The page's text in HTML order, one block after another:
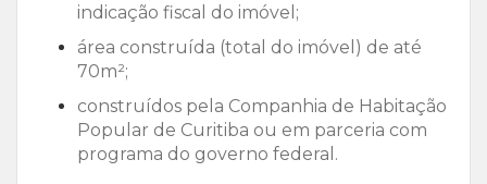
indicação fiscal do imóvel;
área construída (total do imóvel) de até
70m²;
construídos pela Companhia de Habitação
Popular de Curitiba ou em parceria com
programa do governo federal.